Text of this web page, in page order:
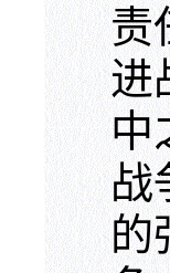
责
进
中
战
的